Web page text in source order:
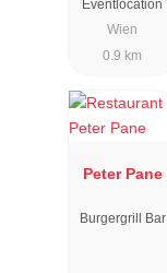
Eventlocation
Wien
0.9 km
Peter Pane
Burgergrill Bar